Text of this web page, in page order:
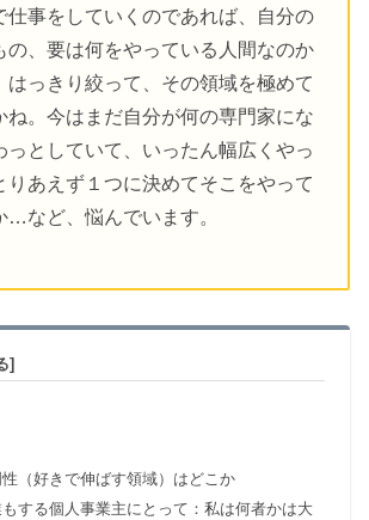
仕事をしていくのであれば、自分の
の、要は何をやっている人間なのか
はっきり絞って、その領域を極めて
ね。今はまだ自分が何の専門家にな
っとしていて、いったん幅広くやっ
りあえず１つに決めてそこをやって
…など、悩んでいます。
（好きで伸ばす領域）はどこか
する個人事業主にとって：私は何者かは大